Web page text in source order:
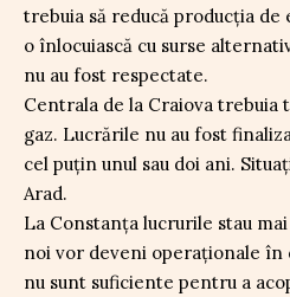
trebuia să reducă producția de
o înlocuiască cu surse
nu au fost respectate.
Centrala de la Craiova trebuia
gaz. Lucrările nu au fost
cel puțin unul sau doi ani.
Arad.
La Constanța lucrurile stau
noi vor deveni operaționale în
nu sunt suficiente pentru a